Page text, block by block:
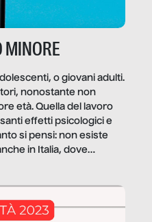
MINORE
o giovani adulti.
nonostante non
età. Quella del lavoro
effetti psicologici e
si pensi: non esiste
in Italia, dove